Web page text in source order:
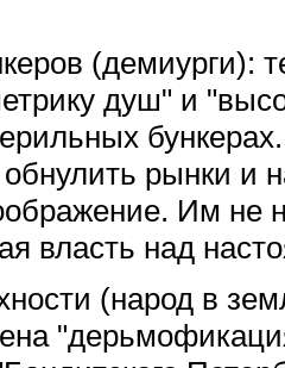
(демиурги):
душ" и
рынки и
Им не
власть над
(народ в